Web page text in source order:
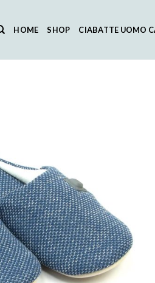
HOME SHOP CIABATTE UOMO